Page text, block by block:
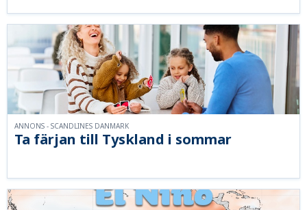
Ta färjan till Tyskland i sommar
ANNONS - SCANDLINES DANMARK